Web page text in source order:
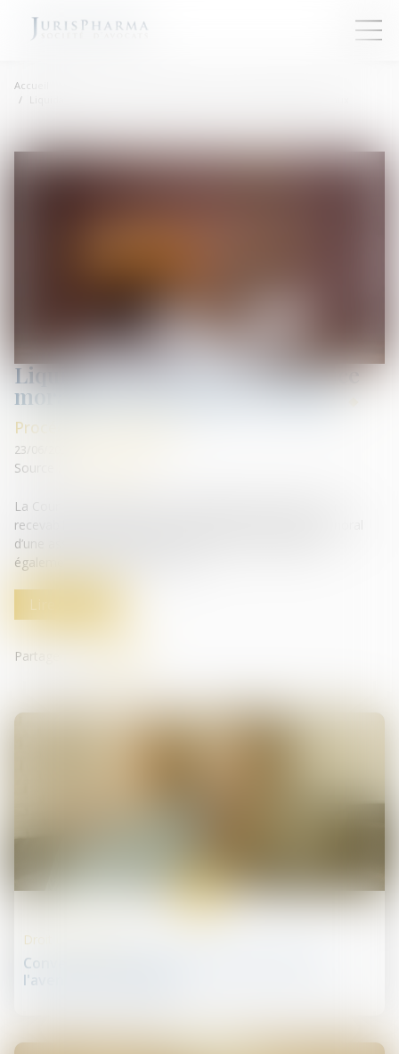
Accueil
Liquidation judiciaire et préjudice moral envers le gérant et époux
Liquidation judiciaire et préjudice
moral envers le gérant et époux
Procédures collectives
23/06/2023
Source :
La Cour de cassation s’est récemment prononcée sur la
recevabilité d’une demande en réparation de préjudice moral
d’une associée minoritaire de SARL envers son époux
également gérant de la société ...
Lire la suite
Partager sur
Convention nationale des infirmiers libéraux :
l'avenant 10 est signé
Droit des infirmiers